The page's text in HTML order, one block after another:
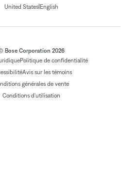
United States| English
Bose Corporation 2026
Politique de confidentialité
Avis sur les témoins
générales de vente
Conditions d'utilisation